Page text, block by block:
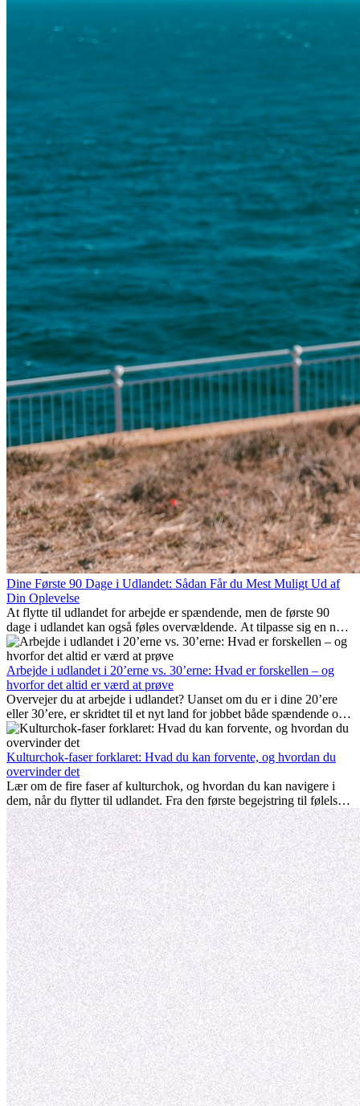
Dine Første 90 Dage i Udlandet: Sådan Får du Mest Muligt Ud af
Din Oplevelse
At flytte til udlandet for arbejde er spændende, men de første 90
dage i udlandet kan også føles overvældende. At tilpasse sig en ny
arbejdsplads, opbygge et socialt liv, forstå lokal kultur og håndtere
hjemve er alle en del af processen. Denne guide til expats vil vise
dig, hvordan du får mest muligt ud af dine første måneder i udlandet
og sikrer både professionel succes og personlig udvikling.
Arbejde i udlandet i 20’erne vs. 30’erne: Hvad er forskellen – og
hvorfor det altid er værd at prøve
Overvejer du at arbejde i udlandet? Uanset om du er i dine 20’ere
eller 30’ere, er skridtet til et nyt land for jobbet både spændende og
nogle gange udfordrende. Mange spørger sig selv, om alderen gør
en forskel. Sandheden er: international erfaring er altid en
investering værd. Det kan fremme din karriere, styrke dit personlige
udvikling og give dig værdifuld kulturel indsigt, som kan ændre dit
liv.
Kulturchok-faser forklaret: Hvad du kan forvente, og hvordan du
overvinder det
Lær om de fire faser af kulturchok, og hvordan du kan navigere i
dem, når du flytter til udlandet. Fra den første begejstring til følelsen
af at høre til – forstå processen og gør udfordringer til personlig
vækst.